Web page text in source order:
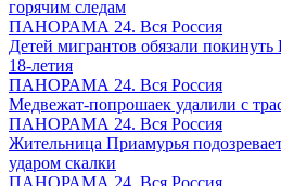
горячим следам
ПАНОРАМА 24. Вся Россия
Детей мигрантов обязали
18-летия
ПАНОРАМА 24. Вся Россия
Медвежат-попрошаек удалили с
ПАНОРАМА 24. Вся Россия
Жительница Приамурья
ударом скалки